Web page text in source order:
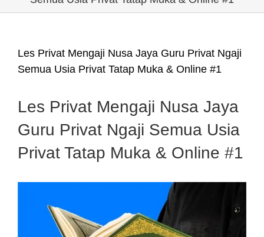
Les Privat Mengaji Nusa Jaya Guru Privat Ngaji
Semua Usia Privat Tatap Muka & Online #1
Les Privat Mengaji Nusa Jaya
Guru Privat Ngaji Semua Usia
Privat Tatap Muka & Online #1